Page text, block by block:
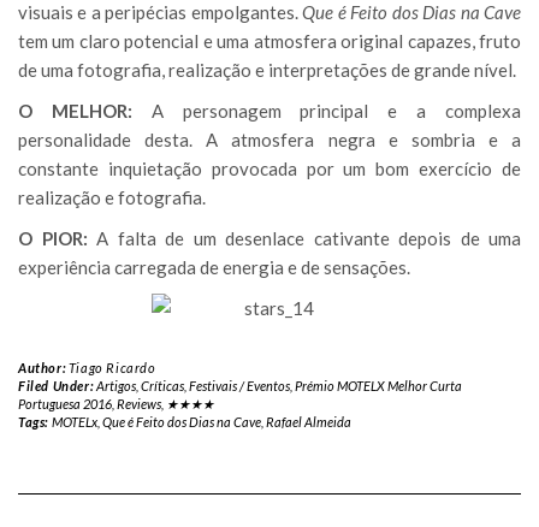
visuais e a peripécias empolgantes.Que é Feito dos Dias na Cave
tem um claro potencial e uma atmosfera original capazes, fruto
de uma fotografia, realização e interpretações de grande nível.
O MELHOR: A personagem principal e a complexa
personalidade desta. A atmosfera negra e sombria e a
constante inquietação provocada por um bom exercício de
realização e fotografia.
O PIOR: A falta de um desenlace cativante depois de uma
experiência carregada de energia e de sensações.
Author:Tiago Ricardo
Filed Under:Artigos, Críticas, Festivais / Eventos, Prémio MOTELX Melhor Curta
Portuguesa 2016 Reviews ★★★★
Tags: MOTELx, Que é Feito dos Dias na Cave, Rafael Almeida